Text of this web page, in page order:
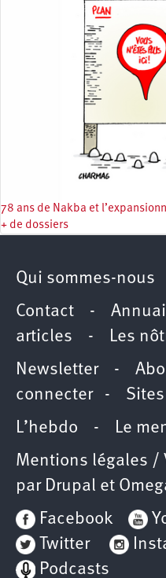
78 ans de Nakba et
+ de dossiers
Qui sommes-nous
Contact -
articles - Les
Newsletter-
connecter-
L’hebdo - Le
Mentions légales /
par Drupal et
Facebook
Twitter
Podcasts